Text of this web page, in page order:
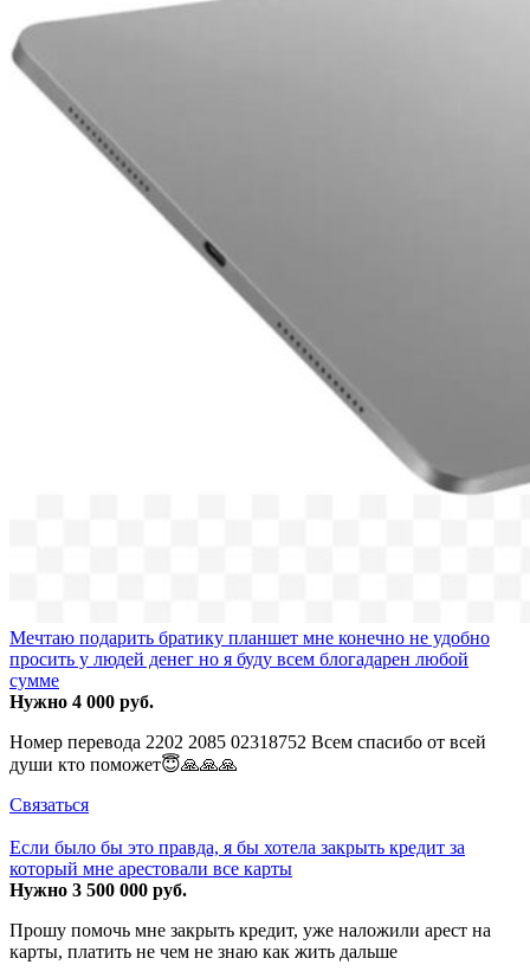
Мечтаю подарить братику планшет мне конечно не удобно
просить у людей денег но я буду всем блогадарен любой
сумме
Нужно 4 000 руб.
Номер перевода 2202 2085 02318752 Всем спасибо от всей
души кто поможет😇🙏🙏🙏
Связаться
Если было бы это правда, я бы хотела закрыть кредит за
который мне арестовали все карты
Нужно 3 500 000 руб.
Прошу помочь мне закрыть кредит, уже наложили арест на
карты, платить не чем не знаю как жить дальше